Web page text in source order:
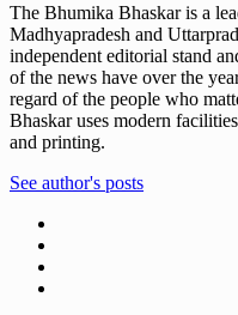
The Bhumika Bhaskar is a
Madhyapradesh and
independent editorial stand
of the news have over the
regard of the people who
Bhaskar uses modern
and printing.
See author's posts